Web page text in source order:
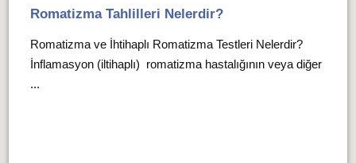
Romatizma Tahlilleri Nelerdir?
Romatizma ve İhtihaplı Romatizma Testleri Nelerdir?
İnflamasyon (iltihaplı) romatizma hastalığının veya diğer
...